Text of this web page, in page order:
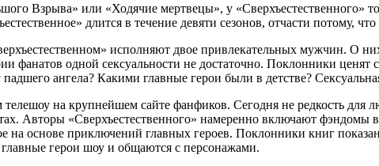
Взрыва» или «Ходячие мертвецы», у «Сверхъестественного»
длится в течение девяти сезонов, отчасти потому,
исполняют двое привлекательных мужчин. О
фанатов одной сексуальности не достаточно. Поклонники
ангела? Какими главные герои были в детстве?
на крупнейшем сайте фанфиков. Сегодня не редкость
Авторы «Сверхъестественного» намеренно включают фэндомы
на основе приключений главных героев. Поклонники книг
герои шоу и общаются с персонажами.